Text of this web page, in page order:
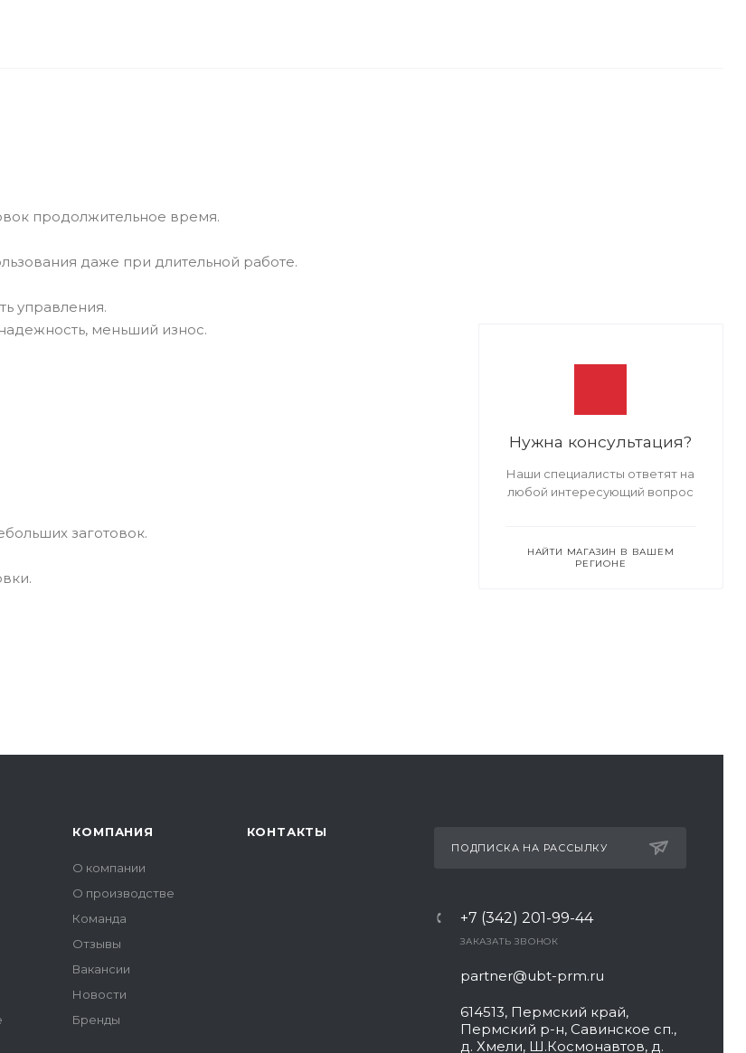
Нужна консультация?
Наши специалисты ответят на
любой интересующий вопрос
НАЙТИ МАГАЗИН В ВАШЕМ
РЕГИОНЕ
продолжительное время.
даже при длительной работе.
управления.
меньший износ.
заготовок.
КОМПАНИЯ
О компании
О производстве
Команда
Отзывы
Вакансии
Новости
Бренды
КОНТАКТЫ
ПОДПИСКА НА РАССЫЛКУ
+7 (342) 201-99-44
ЗАКАЗАТЬ ЗВОНОК
partner@ubt-prm.ru
614513, Пермский край,
Пермский р-н, Савинское сп.,
д. Хмели, Ш.Космонавтов, д.